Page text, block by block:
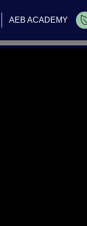
AEB ACADEMY